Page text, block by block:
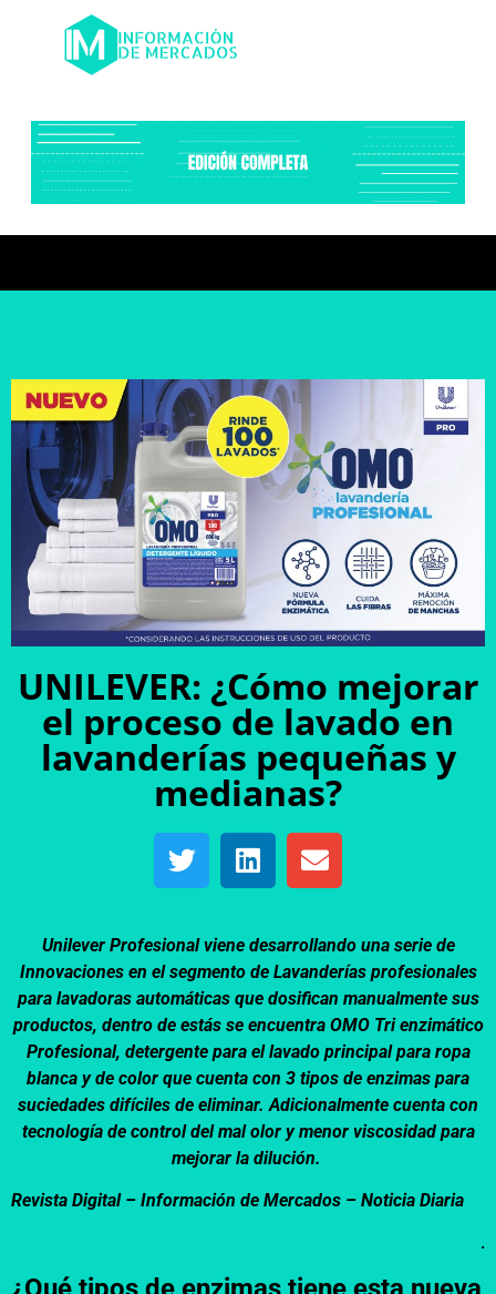
UNILEVER: ¿Cómo mejorar
el proceso de lavado en
lavanderías pequeñas y
medianas?
Unilever Profesional viene desarrollando una serie de
Innovaciones en el segmento de Lavanderías profesionales
para lavadoras automáticas que dosifican manualmente sus
productos, dentro de estás se encuentra OMO Tri enzimático
Profesional, detergente para el lavado principal para ropa
blanca y de color que cuenta con 3 tipos de enzimas para
suciedades difíciles de eliminar. Adicionalmente cuenta con
tecnología de control del mal olor y menor viscosidad para
mejorar la dilución.
Revista Digital – Información de Mercados – Noticia Diaria
.